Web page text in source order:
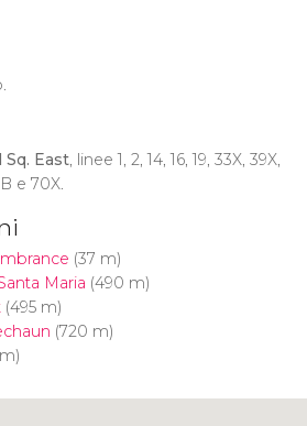
East, linee 1, 2, 14, 16, 19, 33X, 39X,
e 70X.
(37 m)
Maria (490 m)
(495 m)
(720 m)